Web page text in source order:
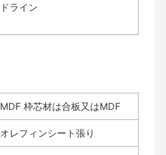
ドライン
MDF 枠芯材は合板又はMDF
オレフィンシート張り